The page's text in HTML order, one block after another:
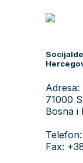
Adresa:
71000
Bosna i
Fax: